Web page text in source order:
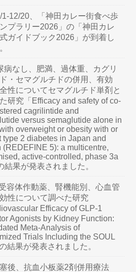
1-12/20、「神田カレー街食べ歩
プラリー2026」の「神田カレ
ガイドブック2026」が到着し
病なし、肥満、過体重、カグリ
・セマグルチドの併用、有効
性についてセマグルチド単剤と
研究「Efficacy and safety of co-
cagrilintide and
versus semaglutide alone in
overweight or obesity with or
type 2 diabetes in Japan and
(REDEFINE 5): a multicentre,
active-controlled, phase 3a
結果が発表されました。
容体作動薬、腎機能別、心血管
性について調べた研究
Efficacy of GLP-1
Agonists by Kidney Function:
Meta-Analysis of
Trials Including the SOUL
結果が発表されました。
後、抗血小板薬2剤併用療法